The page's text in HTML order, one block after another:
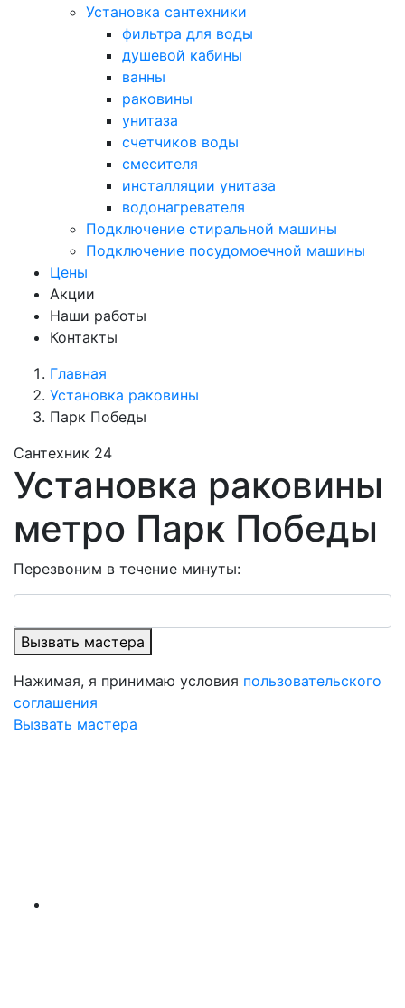
Установка сантехники
фильтра для воды
душевой кабины
ванны
раковины
унитаза
счетчиков воды
смесителя
инсталляции унитаза
водонагревателя
Подключение стиральной машины
Подключение посудомоечной машины
Цены
Акции
Наши работы
Контакты
Главная
Установка раковины
Парк Победы
Сантехник 24
Установка раковины
метро Парк Победы
Перезвоним в течение минуты:
Вызвать мастера
Нажимая, я принимаю условия пользовательского
соглашения
Вызвать мастера